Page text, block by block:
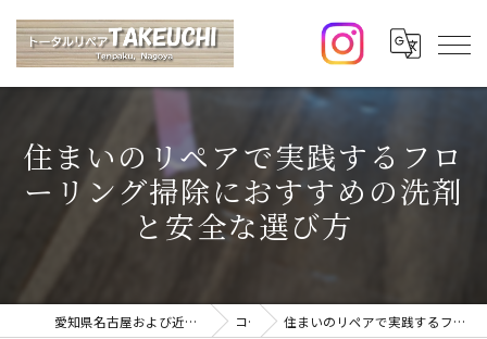
住まいのリペアで実践するフロ
ーリング掃除におすすめの洗剤
と安全な選び方
愛知県名古屋および近郊のリペアならトータルリペアTAKEUCHI コラム 住まいのリペアで実践するフローリング掃除におすすめの洗剤と安全な選び方